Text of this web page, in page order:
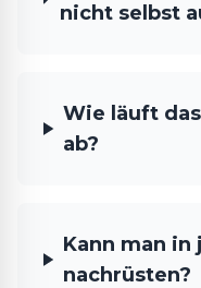
nicht selbst
Wie läuft
ab?
Kann man in
nachrüsten?